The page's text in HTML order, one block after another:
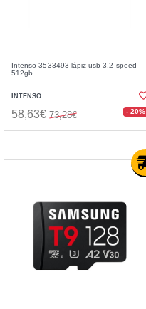
Intenso 3533493 lápiz usb 3.2 speed
512gb
INTENSO
58,63€ 73,28€ - 20%